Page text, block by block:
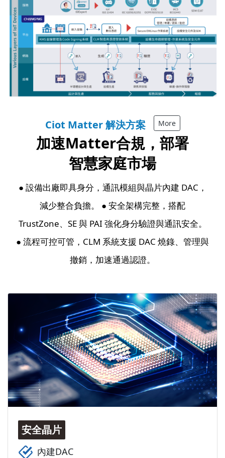
Ciot Matter 解決方案 More
加速Matter合規，部署
智慧家庭市場
● 設備出廠即具身分，通訊模組與晶片內建 DAC，
減少整合負擔。 ● 安全架構完整，搭配
TrustZone、SE 與 PAI 強化身分驗證與通訊安全。
● 流程可控可管，CLM 系統支援 DAC 燒錄、管理與
撤銷，加速通過認證。
安全晶片
內建DAC